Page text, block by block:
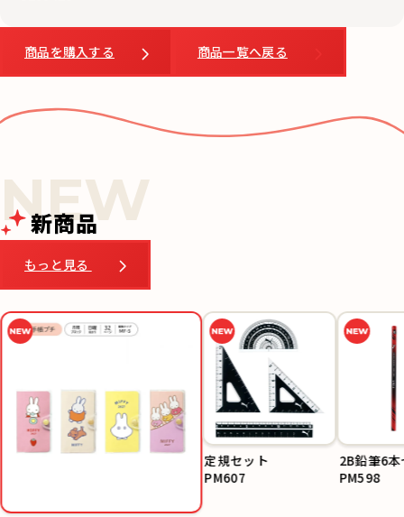
商品を購入する 商品一覧へ戻る
新商品
もっと見る
定規セット
PM607
2B鉛筆6
PM598